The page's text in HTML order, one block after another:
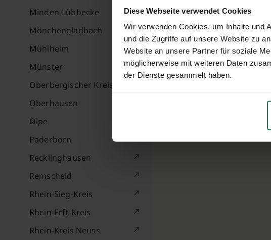
Diese Webseite verwendet Cookies
Wir verwenden Cookies, um Inhalte und
und die Zugriffe auf unsere Website zu
Website an unsere Partner für soziale
möglicherweise mit weiteren Daten
der Dienste gesammelt haben.
Minden-Lübbecke
Mönchengladbach
Mühlheim
Münster
Oberbergischer Kreis
Oberhausen
Olpe
Paderborn
Recklinghausen
Remscheid
Rhein-Sieg-Kreis
Rhein-Erft-Kreis
Rhein-Kreis Neuss